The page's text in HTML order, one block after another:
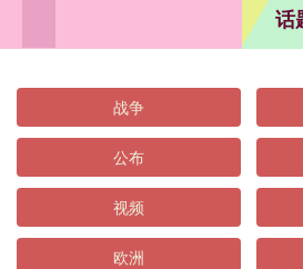
话
战争
公布
视频
欧洲